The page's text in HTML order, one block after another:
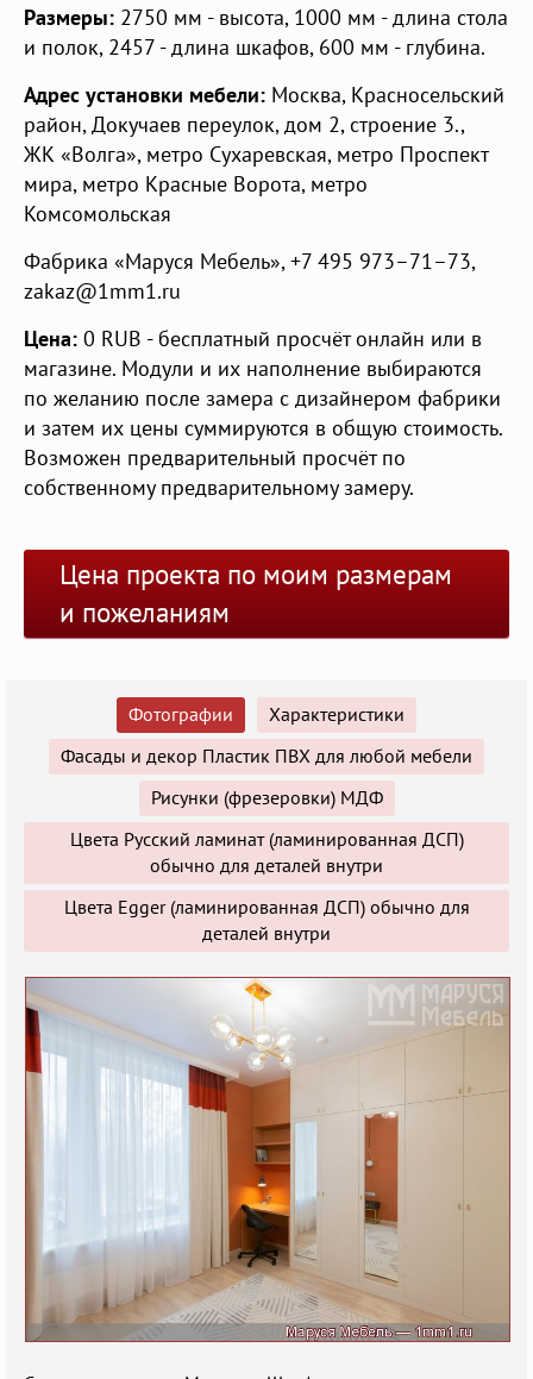
Размеры: 2750 мм - высота, 1000 мм - длина стола
и полок, 2457 - длина шкафов, 600 мм - глубина.
Адрес установки мебели: Москва, Красносельский
район,Докучаев переулок, дом 2, строение 3.,
ЖК «Волга», метро Сухаревская, метро Проспект
мира, метро Красные Ворота, метро
Комсомольская
Фабрика «Маруся Мебель»,+7 495 973–71–73,
zakaz@1mm1.ru
Цена: 0 RUB - бесплатный просчёт онлайн или в
магазине. Модули и их наполнение выбираются
по желанию после замера с дизайнером фабрики
и затем их цены суммируются в общую стоимость.
Возможен предварительный просчёт по
собственному предварительному замеру.
Цена проекта по моим размерам
и пожеланиям
Фотографии
Характеристики
Фасады и декор Пластик ПВХ для любой мебели
Рисунки (фрезеровки) МДФ
Цвета Русский ламинат (ламинированная ДСП)
обычно для деталей внутри
Цвета Egger (ламинированная ДСП) обычно для
деталей внутри